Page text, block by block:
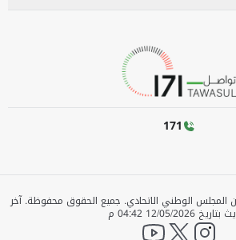
171
المجلس الوطني الاتحادي. جميع الحقوق محفوظة.آخر
بتاريخ 12/05/2026 04:42 م
instagram
twitter
YouTube